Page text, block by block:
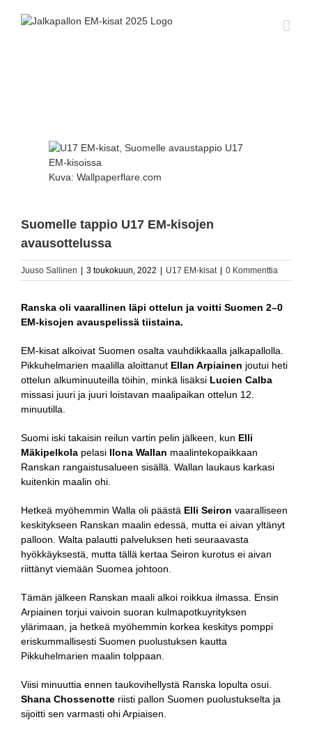
isompanaKuva: Wallpaperflare.com
Suomelle tappio U17 EM-kisojen
avausottelussa
Juuso Sallinen 3 toukokuun, 2022 U17 EM-kisat 0 Kommenttia
Ranska oli vaarallinen läpi ottelun ja voitti Suomen 2–0
EM-kisojen avauspelissä tiistaina.
EM-kisat alkoivat Suomen osalta vauhdikkaalla jalkapallolla.
Pikkuhelmarien maalilla aloittanut Ellan Arpiainen joutui heti
ottelun alkuminuuteilla töihin, minkä lisäksi Lucien Calba
missasi juuri ja juuri loistavan maalipaikan ottelun 12.
minuutilla.
Suomi iski takaisin reilun vartin pelin jälkeen, kun Elli
Mäkipelkola pelasi Ilona Wallan maalintekopaikkaan
Ranskan rangaistusalueen sisällä. Wallan laukaus karkasi
kuitenkin maalin ohi.
Hetkeä myöhemmin Walla oli päästä Elli Seiron vaaralliseen
keskitykseen Ranskan maalin edessä, mutta ei aivan yltänyt
palloon. Walta palautti palveluksen heti seuraavasta
hyökkäyksestä, mutta tällä kertaa Seiron kurotus ei aivan
riittänyt viemään Suomea johtoon.
Tämän jälkeen Ranskan maali alkoi roikkua ilmassa. Ensin
Arpiainen torjui vaivoin suoran kulmapotkuyrityksen
ylärimaan, ja hetkeä myöhemmin korkea keskitys pomppi
eriskummallisesti Suomen puolustuksen kautta
Pikkuhelmarien maalin tolppaan.
Viisi minuuttia ennen taukovihellystä Ranska lopulta osui.
Shana Chossenotte riisti pallon Suomen puolustukselta ja
sijoitti sen varmasti ohi Arpiaisen.